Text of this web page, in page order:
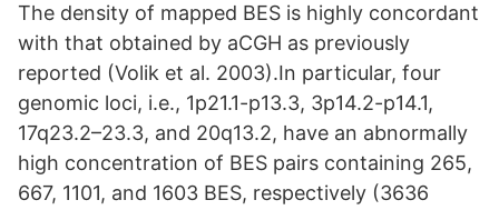
The density of mapped BES is highly concordant
with that obtained by aCGH as previously
reported (Volik et al. 2003).In particular, four
genomic loci, i.e., 1p21.1-p13.3, 3p14.2-p14.1,
17q23.2–23.3, and 20q13.2, have an abnormally
high concentration of BES pairs containing 265,
667, 1101, and 1603 BES, respectively (3636